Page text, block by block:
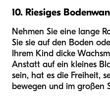
10. Riesiges
Nehmen Sie eine lange
Sie sie auf den Boden
Ihrem Kind dicke
Anstatt auf ein kleines
sein, hat es die Freiheit,
bewegen und im großen